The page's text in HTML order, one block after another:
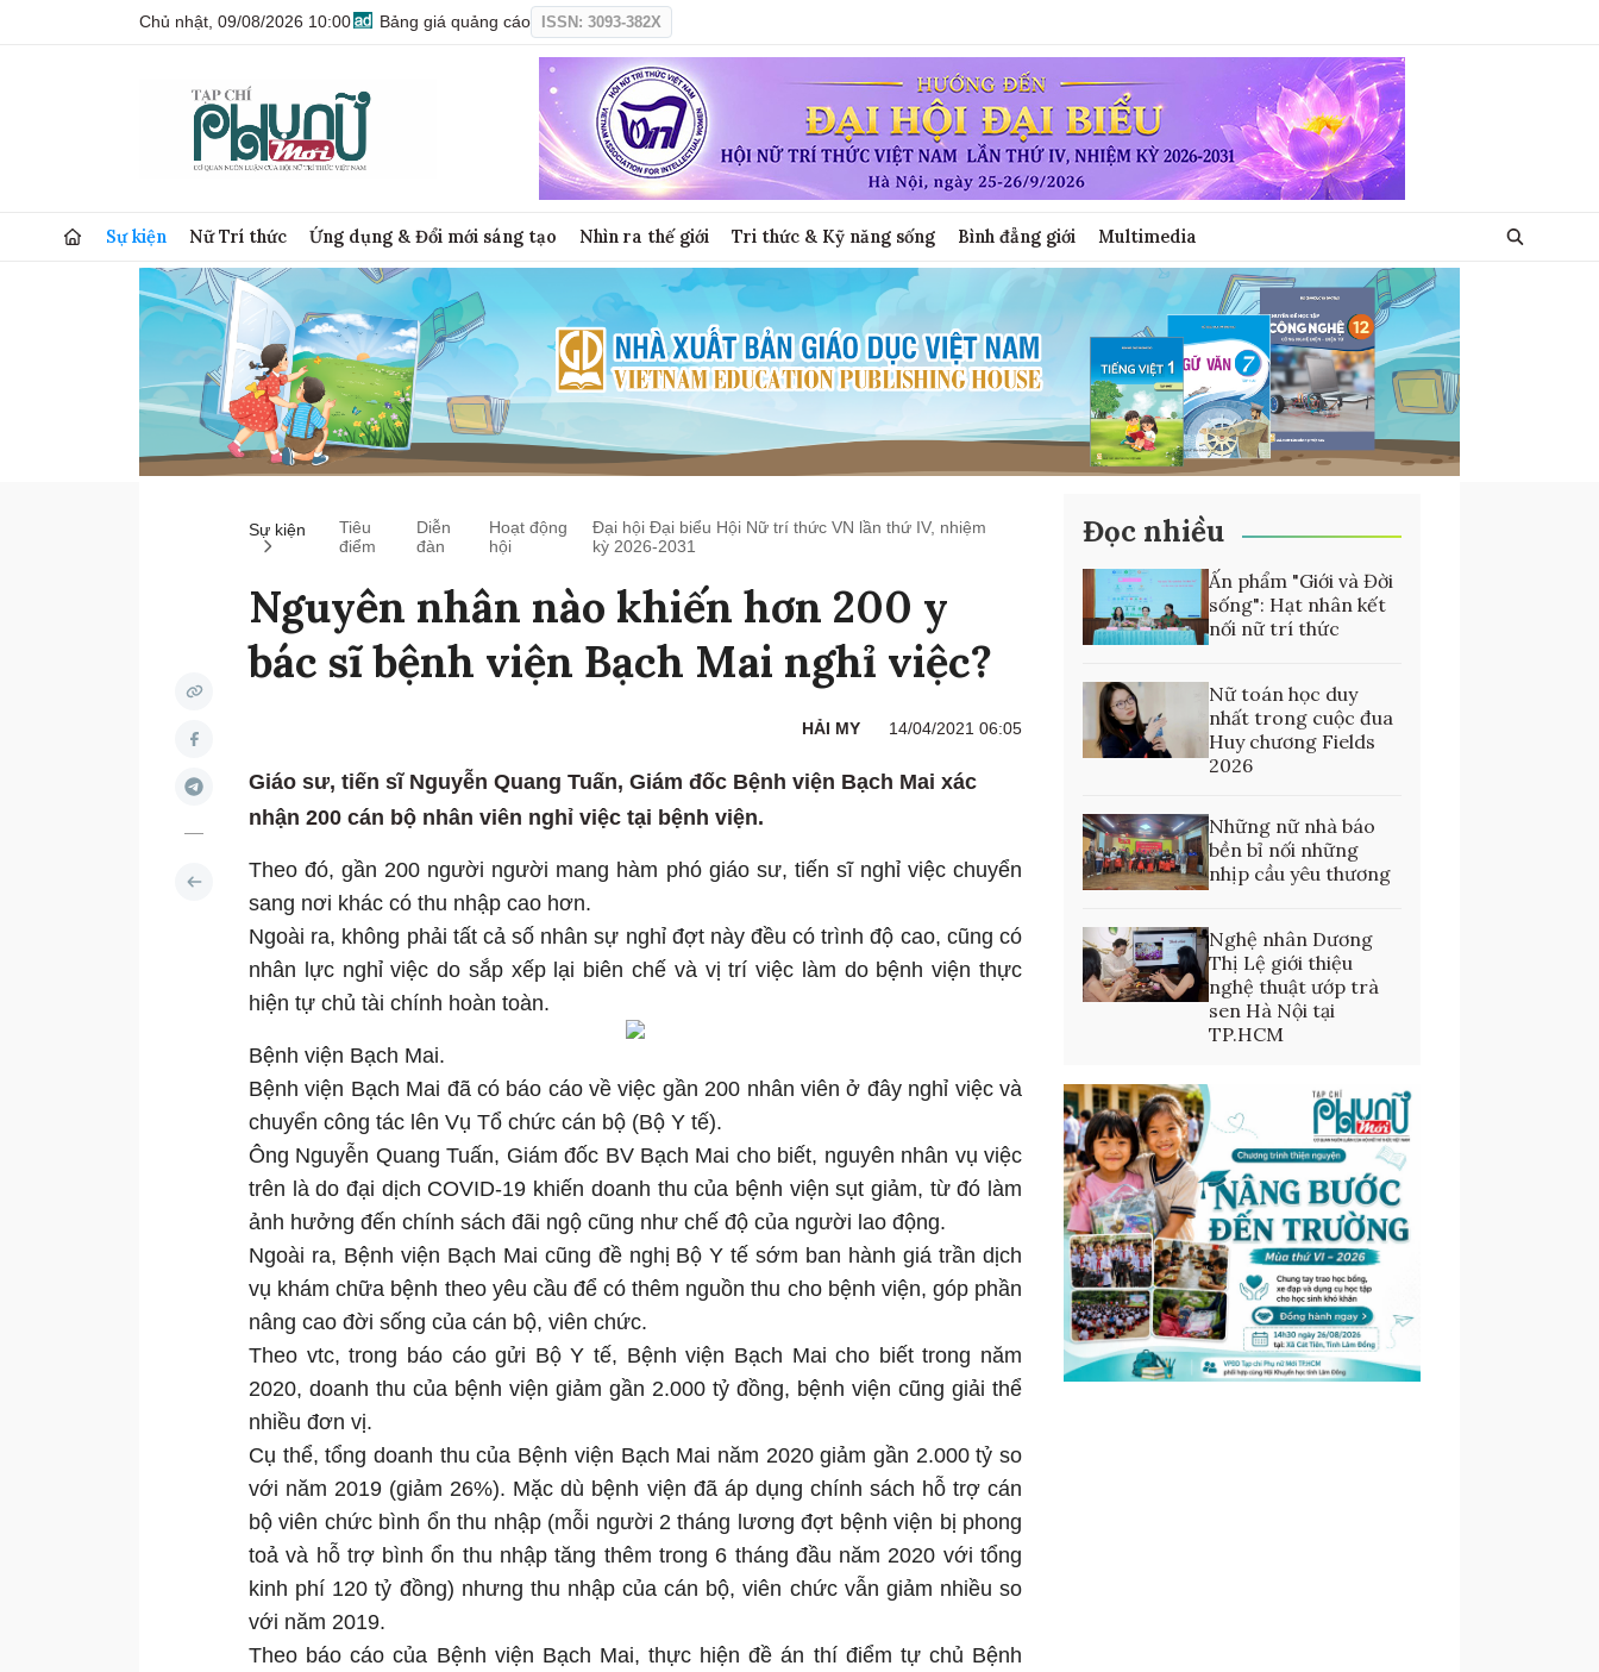
Chủ nhật, 09/08/2026 10:00 Bảng giá quảng cáo ISSN: 3093-382X
Sự kiện Nữ Trí thức Ứng dụng & Đổi mới sáng tạo Nhìn ra thế giới Tri thức & Kỹ năng sống Bình đẳng giới Multimedia
Sự kiện
Tiêu
điểm
Diễn
đàn
Hoạt động
hội
Đại hội Đại biểu Hội Nữ trí thức VN lần thứ IV, nhiệm
kỳ 2026-2031
Nguyên nhân nào khiến hơn 200 y
bác sĩ bệnh viện Bạch Mai nghỉ việc?
HẢI MY 14/04/2021 06:05
Giáo sư, tiến sĩ Nguyễn Quang Tuấn, Giám đốc Bệnh viện Bạch Mai xác
nhận 200 cán bộ nhân viên nghỉ việc tại bệnh viện.
Theo đó, gần 200 người người mang hàm phó giáo sư, tiến sĩ nghỉ việc chuyển
sang nơi khác có thu nhập cao hơn.
Ngoài ra, không phải tất cả số nhân sự nghỉ đợt này đều có trình độ cao, cũng có
nhân lực nghỉ việc do sắp xếp lại biên chế và vị trí việc làm do bệnh viện thực
hiện tự chủ tài chính hoàn toàn.
Bệnh viện Bạch Mai.
Bệnh viện Bạch Mai đã có báo cáo về việc gần 200 nhân viên ở đây nghỉ việc và
chuyển công tác lên Vụ Tổ chức cán bộ (Bộ Y tế).
Ông Nguyễn Quang Tuấn, Giám đốc BV Bạch Mai cho biết, nguyên nhân vụ việc
trên là do đại dịch COVID-19 khiến doanh thu của bệnh viện sụt giảm, từ đó làm
ảnh hưởng đến chính sách đãi ngộ cũng như chế độ của người lao động.
Ngoài ra, Bệnh viện Bạch Mai cũng đề nghị Bộ Y tế sớm ban hành giá trần dịch
vụ khám chữa bệnh theo yêu cầu để có thêm nguồn thu cho bệnh viện, góp phần
nâng cao đời sống của cán bộ, viên chức.
Theo vtc, trong báo cáo gửi Bộ Y tế, Bệnh viện Bạch Mai cho biết trong năm
2020, doanh thu của bệnh viện giảm gần 2.000 tỷ đồng, bệnh viện cũng giải thể
nhiều đơn vị.
Cụ thể, tổng doanh thu của Bệnh viện Bạch Mai năm 2020 giảm gần 2.000 tỷ so
với năm 2019 (giảm 26%). Mặc dù bệnh viện đã áp dụng chính sách hỗ trợ cán
bộ viên chức bình ổn thu nhập (mỗi người 2 tháng lương đợt bệnh viện bị phong
toả và hỗ trợ bình ổn thu nhập tăng thêm trong 6 tháng đầu năm 2020 với tổng
kinh phí 120 tỷ đồng) nhưng thu nhập của cán bộ, viên chức vẫn giảm nhiều so
với năm 2019.
Theo báo cáo của Bệnh viện Bạch Mai, thực hiện đề án thí điểm tự chủ Bệnh
Đọc nhiều
Ấn phẩm "Giới và Đời
sống": Hạt nhân kết
nối nữ trí thức
Nữ toán học duy
nhất trong cuộc đua
Huy chương Fields
2026
Những nữ nhà báo
bền bỉ nối những
nhịp cầu yêu thương
Nghệ nhân Dương
Thị Lệ giới thiệu
nghệ thuật ướp trà
sen Hà Nội tại
TP.HCM